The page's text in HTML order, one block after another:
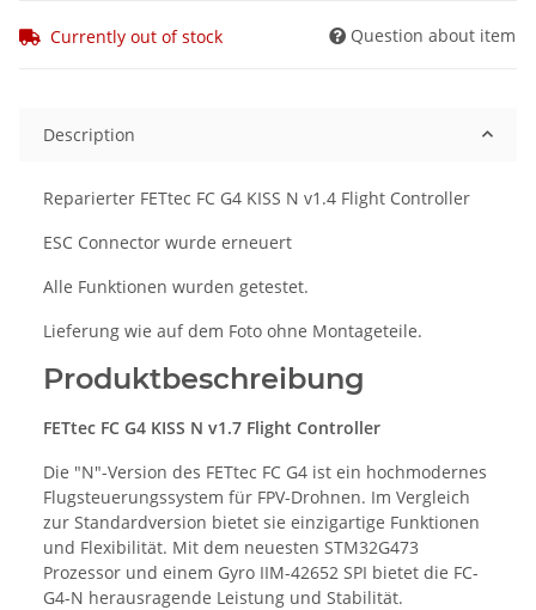
Currently out of stock Question about item
Description
Reparierter FETtec FC G4 KISS N v1.4 Flight Controller
ESC Connector wurde erneuert
Alle Funktionen wurden getestet.
Lieferung wie auf dem Foto ohne Montageteile.
Produktbeschreibung
FETtec FC G4 KISS N v1.7 Flight Controller
Die "N"-Version des FETtec FC G4 ist ein hochmodernes
Flugsteuerungssystem für FPV-Drohnen. Im Vergleich
zur Standardversion bietet sie einzigartige Funktionen
und Flexibilität. Mit dem neuesten STM32G473
Prozessor und einem Gyro IIM-42652 SPI bietet die FC-
G4-N herausragende Leistung und Stabilität.